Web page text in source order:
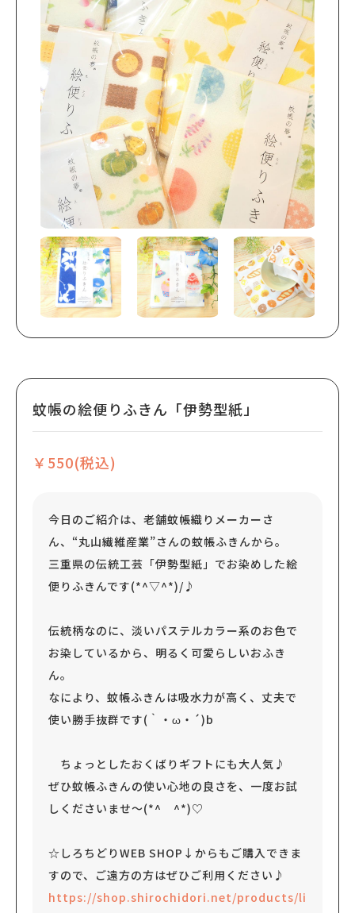
蚊帳の絵便りふきん「伊勢型紙」
￥550(税込)
今日のご紹介は、老舗蚊帳織りメーカーさ
ん、“丸山繊維産業”さんの蚊帳ふきんから。
三重県の伝統工芸「伊勢型紙」でお染めした絵
便りふきんです(*^▽^*)/♪
伝統柄なのに、淡いパステルカラー系のお色で
お染しているから、明るく可愛らしいおふき
ん。
なにより、蚊帳ふきんは吸水力が高く、丈夫で
使い勝手抜群です(｀・ω・´)b
ちょっとしたおくばりギフトにも大人気♪
ぜひ蚊帳ふきんの使い心地の良さを、一度お試
しくださいませ～(*^ ^*)♡
☆しろちどりWEB SHOP↓からもご購入できま
すので、ご遠方の方はぜひご利用ください♪
https://shop.shirochidori.net/products/li